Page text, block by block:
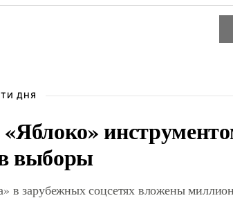
ДНЯ
выборы
в зарубежных соцсетях вложены